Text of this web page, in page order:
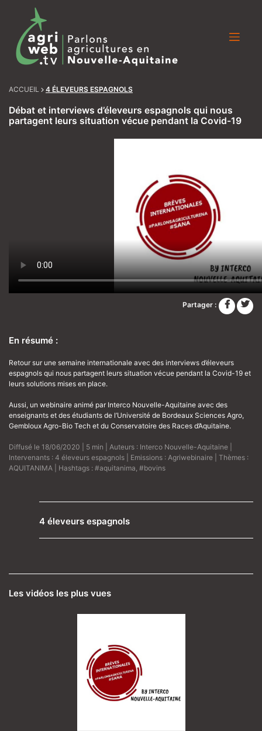
ACCUEIL 4 ÉLEVEURS ESPAGNOLS
Débat et interviews d’éleveurs espagnols qui nous
partagent leurs situation vécue pendant la Covid-19
Partager :
En résumé :
Retour sur une semaine internationale avec des interviews d’éleveurs
espagnols qui nous partagent leurs situation vécue pendant la Covid-19 et
leurs solutions mises en place.
Aussi, un webinaire animé par Interco Nouvelle-Aquitaine avec des
enseignants et des étudiants de l’Université de Bordeaux Sciences Agro,
Gembloux Agro-Bio Tech et du Conservatoire des Races d’Aquitaine.
Diffusé le 18/06/2020 | 5 min | Auteurs : Interco Nouvelle-Aquitaine
Intervenants : 4 éleveurs espagnols | Emissions : Agriwebinaire | Thèmes :
AQUITANIMA | Hashtags : #aquitanima #bovins
4 éleveurs espagnols
Les vidéos les plus vues